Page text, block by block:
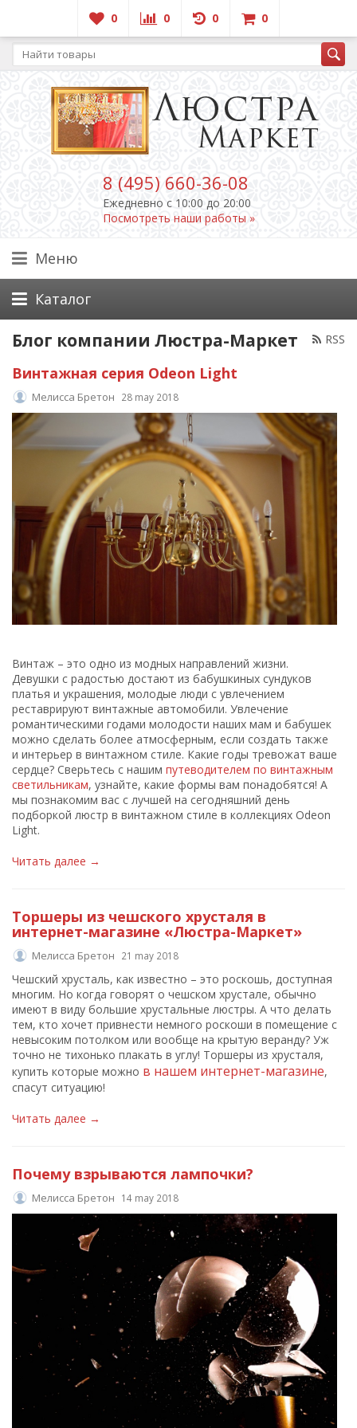
0 0 0 0
8 (495) 660-36-08
Ежедневно c 10:00 до 20:00
Посмотреть наши работы »
Меню
Каталог
RSS
Блог компании Люстра-Маркет
Винтажная серия Odeon Light
Мелисса Бретон 28 may 2018
Винтаж – это одно из модных направлений жизни.
Девушки с радостью достают из бабушкиных сундуков
платья и украшения, молодые люди с увлечением
реставрируют винтажные автомобили. Увлечение
романтическими годами молодости наших мам и бабушек
можно сделать более атмосферным, если создать также
и интерьер в винтажном стиле. Какие годы тревожат ваше
сердце? Сверьтесь с нашим путеводителем по винтажным
светильникам, узнайте, какие формы вам понадобятся! А
мы познакомим вас с лучшей на сегодняшний день
подборкой люстр в винтажном стиле в коллекциях Odeon
Light.
Читать далее →
Торшеры из чешского хрусталя в
интернет-магазине «Люстра-Маркет»
Мелисса Бретон 21 may 2018
Чешский хрусталь, как известно – это роскошь, доступная
многим. Но когда говорят о чешском хрустале, обычно
имеют в виду большие хрустальные люстры. А что делать
тем, кто хочет привнести немного роскоши в помещение с
невысоким потолком или вообще на крытую веранду? Уж
точно не тихонько плакать в углу! Торшеры из хрусталя,
купить которые можно в нашем интернет-магазине,
спасут ситуацию!
Читать далее →
Почему взрываются лампочки?
Мелисса Бретон 14 may 2018